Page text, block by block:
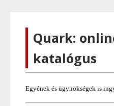
Quark:
katalógus
Egyének és ügynökségek is